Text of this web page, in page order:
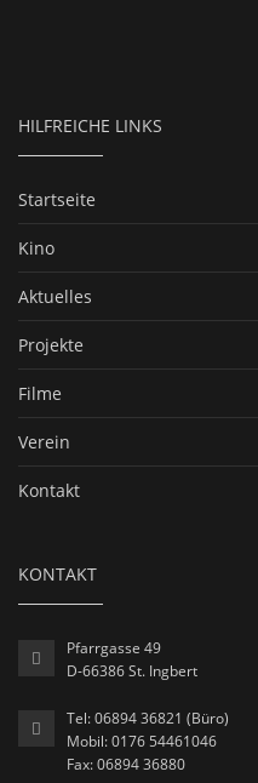
HILFREICHE LINKS
Startseite
Kino
Aktuelles
Projekte
Filme
Verein
Kontakt
KONTAKT
Pfarrgasse 49
D-66386 St. Ingbert
Tel: 06894 36821 (Büro)
Mobil: 0176 54461046
Fax: 06894 36880